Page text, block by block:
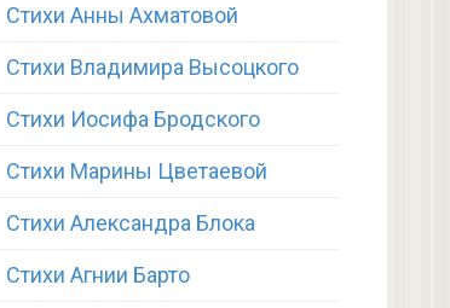
Стихи Анны Ахматовой
Стихи Владимира Высоцкого
Стихи Иосифа Бродского
Стихи Марины Цветаевой
Стихи Александра Блока
Стихи Агнии Барто